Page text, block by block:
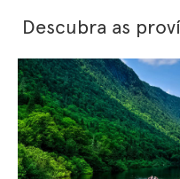
Descubra as